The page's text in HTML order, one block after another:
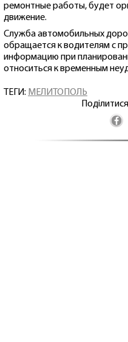
ремонтные работы, будет
движение.
Служба автомобильных
обращается к водителям с
информацию при
относиться к временным
ТЕГИ: МЕЛИТОПОЛЬ